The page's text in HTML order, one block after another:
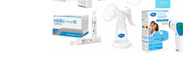
Saboti medicali